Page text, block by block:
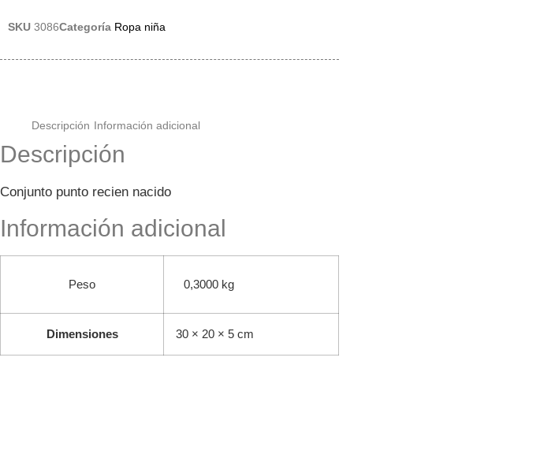
SKU 3086Categoría Ropa niña
Descripción Información adicional
Descripción
Conjunto punto recien nacido
Información adicional
Peso 0,3000 kg
Dimensiones 30 × 20 × 5 cm